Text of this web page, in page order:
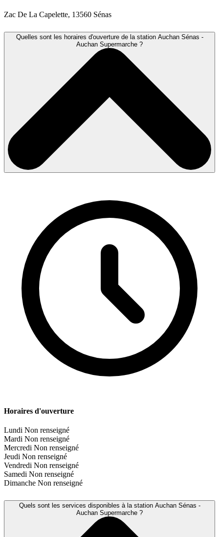
Zac De La Capelette, 13560 Sénas
Quelles sont les horaires d'ouverture de la station Auchan Sénas -
Auchan Supermarche ?
Horaires d'ouverture
Lundi Non renseigné
Mardi Non renseigné
Mercredi Non renseigné
Jeudi Non renseigné
Vendredi Non renseigné
Samedi Non renseigné
Dimanche Non renseigné
Quels sont les services disponibles à la station Auchan Sénas -
Auchan Supermarche ?